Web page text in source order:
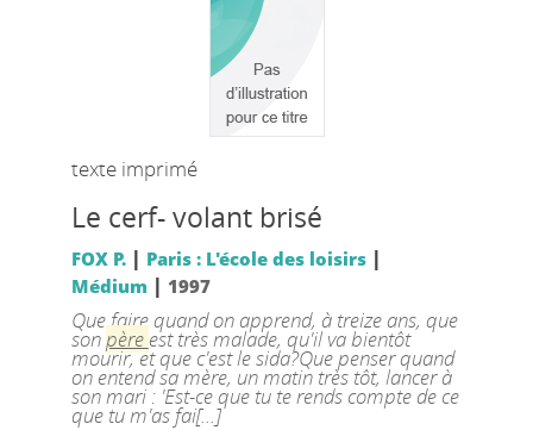
texte imprimé
Le cerf- volant brisé
FOX P. | Paris : L'école des loisirs|
Médium | 1997
Que faire quand on apprend, à treize ans, que
sonpère est très malade, qu'il va bientôt
mourir, et que c'est le sida?Que penser quand
on entend sa mère, un matin très tôt, lancer à
son mari : 'Est-ce que tu te rends compte de ce
que tu m'as fai[...]